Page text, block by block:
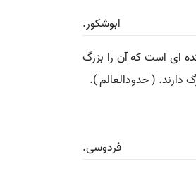
ابوشکور.
ای است که آن را بزرگ
دارند. ( حدودالعالم ).
فردوسی.